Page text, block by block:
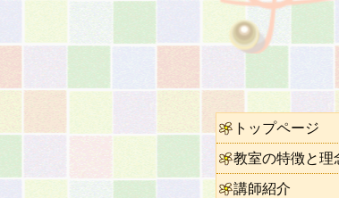
トップページ
教室の特徴と理
講師紹介